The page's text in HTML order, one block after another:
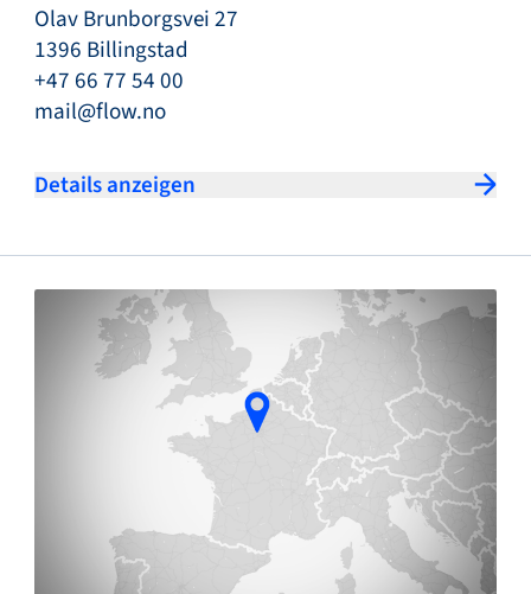
Olav Brunborgsvei 27
1396 Billingstad
+47 66 77 54 00
mail@flow.no
Details anzeigen